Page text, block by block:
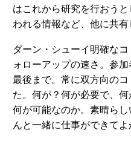
はこれから研究を行おう
われる情報など、他に共
ダーン・シューイ明確な
ォローアップの速さ。参
最後まで。常に双方向の
た。何が？何が必要で、
何が可能なのか。素晴ら
んと一緒に仕事ができてよ